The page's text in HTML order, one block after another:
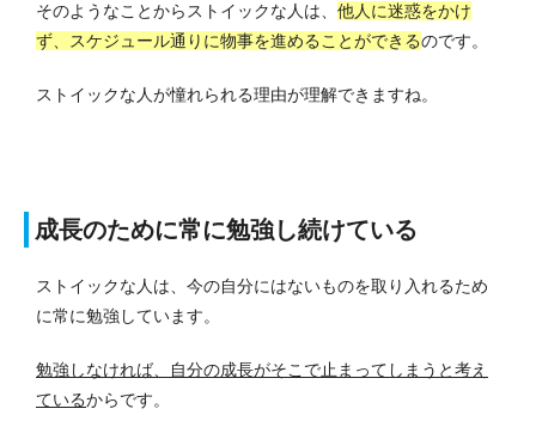
そのようなことからストイックな人は、 他人に迷惑をかけ
ず、スケジュール通りに物事を進めることができるのです。
ストイックな人が憧れられる理由が理解できますね。
成長のために常に勉強し続けている
ストイックな人は、今の自分にはないものを取り入れるため
に常に勉強しています。
勉強しなければ、自分の成長がそこで止まってしまうと考え
ているからです。